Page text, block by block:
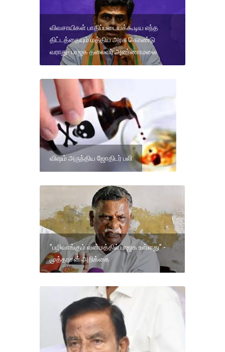
விவசாயிகள் பாதிப்படையக்கூடிய எந்த
திட்டத்தையும் மத்திய அரசு கொண்டு
வராது- பாஜக தலைவர் அண்ணாமலை
விஷம் அருந்திய ஜோதிடர் பலி
”பழிவாங்கும் வன்மத்தில் பாஜக உள்ளது” -
முத்தரசன் அறிக்கை